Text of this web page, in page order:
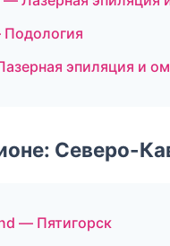
эпиляция и
Северо-
— Пятигорск